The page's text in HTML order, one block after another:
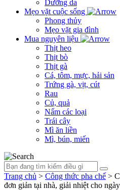
Dưỡng da
Mẹo vặt cuộc sống
Phong thủy
Mẹo vặt gia đình
Mua nguyên liệu
Thịt heo
Thịt bò
Thịt gà
Cá, tôm, mực, hải sản
Trứng gà, vịt, cút
Rau
Củ, quả
Nấm các loại
Trái cây
Mì ăn liền
Mì, bún, miến
Trang chủ > Công thức pha chế >
đơn giản tại nhà, giải nhiệt cho